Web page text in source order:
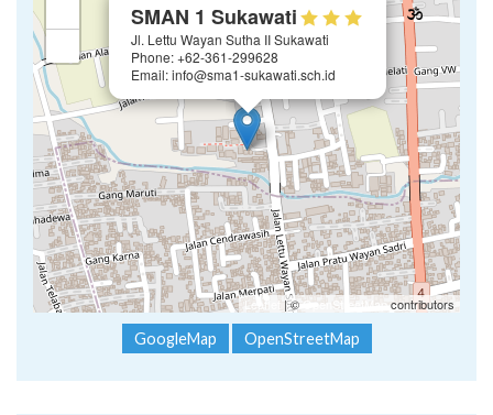
SMAN 1 Sukawati
Jl. Lettu Wayan Sutha II Sukawati
Phone: +62-361-299628
Email: info@sma1-sukawati.sch.id
Leaflet | ©OpenStreetMap contributors
GoogleMap OpenStreetMap